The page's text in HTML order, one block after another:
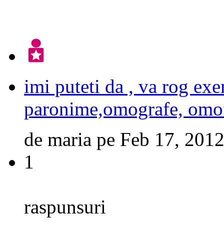
imi puteti da , va rog
paronime,omografe,
de maria pe Feb 17, 2012
1
raspunsuri